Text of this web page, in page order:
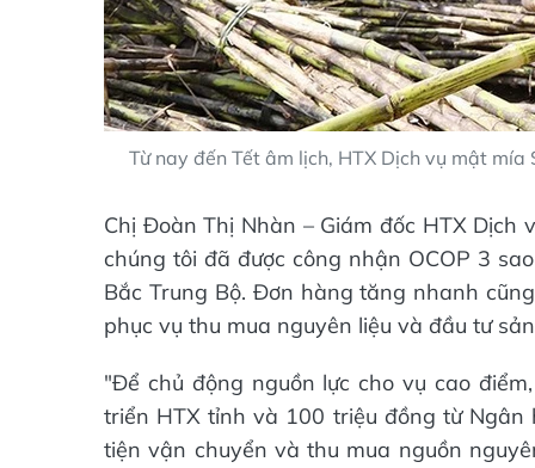
Từ nay đến Tết âm lịch, HTX Dịch vụ mật
Chị Đoàn Thị Nhàn – Giám đốc HTX
chúng tôi đã được công nhận OCOP 3
Bắc Trung Bộ. Đơn hàng tăng nhanh
phục vụ thu mua nguyên liệu và đầu tư
"Để chủ động nguồn lực cho vụ cao
triển HTX tỉnh và 100 triệu đồng từ
tiện vận chuyển và thu mua nguồn